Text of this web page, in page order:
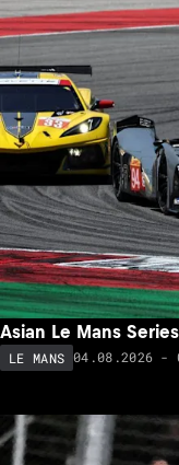
Asian Le Mans
LE MANS 04.08.2026 -